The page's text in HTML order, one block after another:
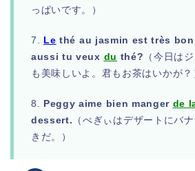
っぱいです。）
7. Le thé au jasmin est très
aussi tu veux du thé? （今日は
も美味しいよ。君もお茶はいかが？
8. Peggy aime bien manger de
dessert. （ぺぎぃはデザートにバ
きだ。）